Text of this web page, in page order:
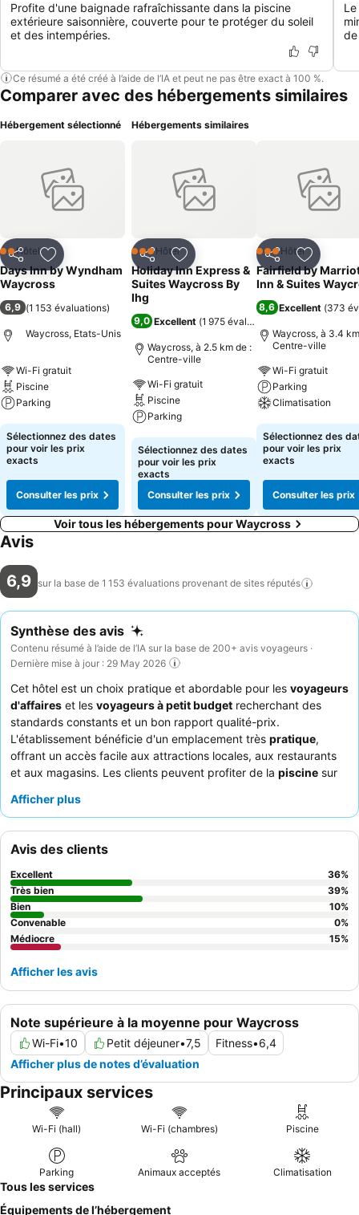
Profite d'une baignade rafraîchissante dans la piscine
extérieure saisonnière, couverte pour te protéger du soleil
et des intempéries.
Ce résumé a été créé à l’aide de l’IA et peut ne pas être exact à 100 %.
Comparer avec des hébergements similaires
Hébergement sélectionné
PartagerAjouter à mes favoris
2 Étoiles
Hôtel
Days Inn by Wyndham
Waycross
6,9 (1 153 évaluations)
Waycross, Etats-Unis
Wi-Fi gratuit
Piscine
Parking
Consulter les prix
Sélectionnez des dates
pour voir les prix
exacts
Consulter les prix
Hébergements similaires
PartagerAjouter à mes favoris
3 ÉtoilesHôtel
Holiday Inn Express &
Suites Waycross By
Ihg
9,0 Excellent (1 975 évaluations
Waycross, à 2.5 km de :
Centre-ville
Wi-Fi gratuit
Piscine
Parking
Consulter les prix
Sélectionnez des dates
pour voir les prix
exacts
Consulter les prix
PartagerAjouter
3 ÉtoilesHôtel
Fairfield by
Inn & Suites
8,6 Excellent (373
Waycross, à 3.4
Centre-ville
Wi-Fi gratuit
Parking
Climatisation
Consulter les
Sélectionnez des
pour voir les prix
exacts
Consulter les prix
Voir tous les hébergements pour Waycross
Avis
6,9 sur la base de 1 153 évaluations provenant de sites réputés
Synthèse des avis
Contenu résumé à l’aide de l’IA sur la base de 200+ avis voyageurs ·
Dernière mise à jour : 29 May 2026
Cet hôtel est un choix pratique et abordable pour les voyageurs
d'affaires et les voyageurs à petit budget recherchant des
standards constants et un bon rapport qualité-prix.
L'établissement bénéficie d'un emplacement très pratique,
offrant un accès facile aux attractions locales, aux restaurants
et aux magasins. Les clients peuvent profiter de la piscine sur
L'équipe de la réception
peuvent préférer les chambres ne donnant pas sur les voies
ferrées.
Afficher plus
Note supérieure à la moyenne pour Waycross
Wi-Fi•10 Petit déjeuner•7,5 Fitness•6,4
Afficher plus de notes d’évaluation
Avis des clients
Excellent 36%
Très bien
39%
Bien
10%
Convenable
0%
Médiocre
15%
Afficher les avis
Principaux services
Wi-Fi (hall) Wi-Fi (chambres) Piscine
Parking Animaux acceptés Climatisation
Tous les services
Équipements de l’hébergement